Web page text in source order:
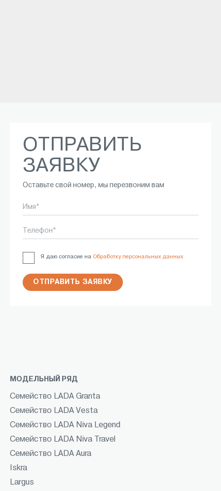
ОТПРАВИТЬ
ЗАЯВКУ
Оставьте свой номер, мы перезвоним вам
Имя*
Телефон*
Я даю согласие на Обработку персональных данных
ОТПРАВИТЬ ЗАЯВКУ
МОДЕЛЬНЫЙ РЯД
Семейство LADA Granta
Семейство LADA Vesta
Семейство LADA Niva Legend
Семейство LADA Niva Travel
Семейство LADA Aura
Iskra
Largus